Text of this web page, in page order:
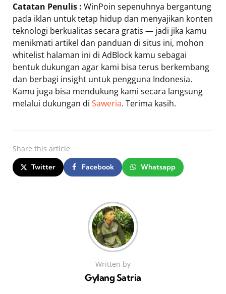
Catatan Penulis : WinPoin sepenuhnya bergantung
pada iklan untuk tetap hidup dan menyajikan konten
teknologi berkualitas secara gratis — jadi jika kamu
menikmati artikel dan panduan di situs ini, mohon
whitelist halaman ini di AdBlock kamu sebagai
bentuk dukungan agar kami bisa terus berkembang
dan berbagi insight untuk pengguna Indonesia.
Kamu juga bisa mendukung kami secara langsung
melalui dukungan di Saweria. Terima kasih.
Share this article
Twitter Facebook Whatsapp
Written by
Gylang Satria